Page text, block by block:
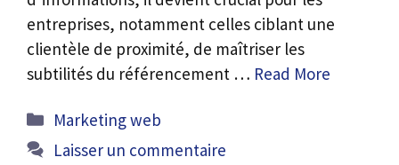
entreprises, notamment celles ciblant une
clientèle de proximité, de maîtriser les
subtilités du référencement … Read More
Catégories
Marketing web
Laisser un commentaire